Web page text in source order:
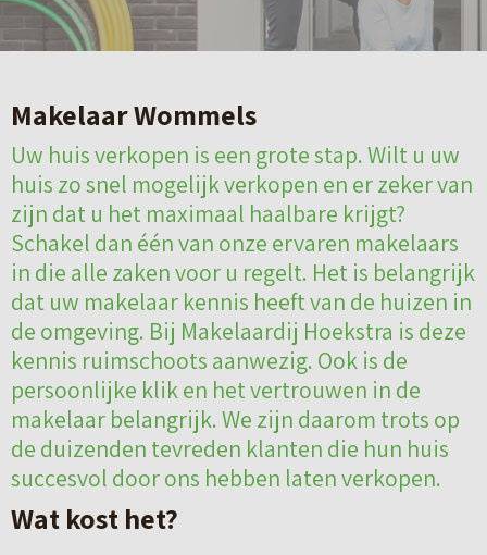
Makelaar Wommels
Uw huis verkopen is een grote stap. Wilt u uw
huis zo snel mogelijk verkopen en er zeker van
zijn dat u het maximaal haalbare krijgt?
Schakel dan één van onze ervaren makelaars
in die alle zaken voor u regelt. Het is belangrijk
dat uw makelaar kennis heeft van de huizen in
de omgeving. Bij Makelaardij Hoekstra is deze
kennis ruimschoots aanwezig. Ook is de
persoonlijke klik en het vertrouwen in de
makelaar belangrijk. We zijn daarom trots op
de duizenden tevreden klanten die hun huis
succesvol door ons hebben laten verkopen.
Wat kost het?